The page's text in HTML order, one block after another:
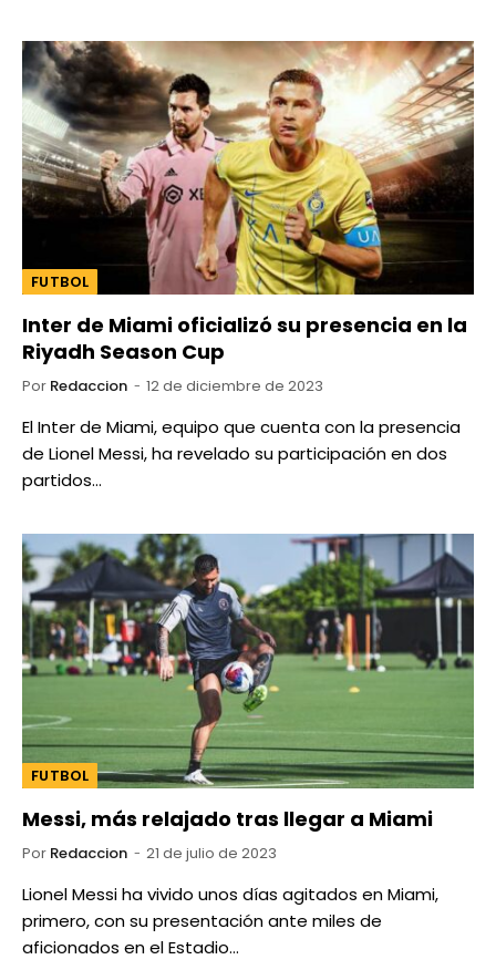
FUTBOL
Inter de Miami oficializó su presencia en la
Riyadh Season Cup
Por Redaccion 12 de diciembre de 2023
El Inter de Miami, equipo que cuenta con la presencia
de Lionel Messi, ha revelado su participación en dos
partidos…
FUTBOL
Messi, más relajado tras llegar a Miami
Por Redaccion 21 de julio de 2023
Lionel Messi ha vivido unos días agitados en Miami,
primero, con su presentación ante miles de
aficionados en el Estadio…